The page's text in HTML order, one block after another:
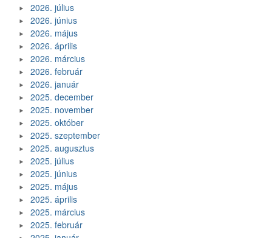
2026. július
2026. június
2026. május
2026. április
2026. március
2026. február
2026. január
2025. december
2025. november
2025. október
2025. szeptember
2025. augusztus
2025. július
2025. június
2025. május
2025. április
2025. március
2025. február